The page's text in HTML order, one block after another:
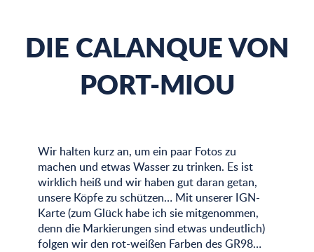
DIE CALANQUE VON
PORT-MIOU
Wir halten kurz an, um ein paar Fotos zu
machen und etwas Wasser zu trinken. Es ist
wirklich heiß und wir haben gut daran getan,
unsere Köpfe zu schützen… Mit unserer IGN-
Karte (zum Glück habe ich sie mitgenommen,
denn die Markierungen sind etwas undeutlich)
folgen wir den rot-weißen Farben des GR98…